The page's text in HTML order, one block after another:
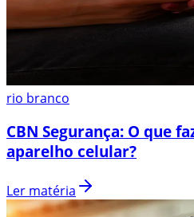
rio branco
CBN Segurança: O que
aparelho celular?
Ler matéria